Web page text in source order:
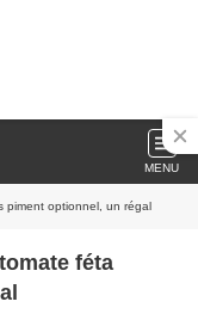
MENU
piment optionnel, un régal
féta